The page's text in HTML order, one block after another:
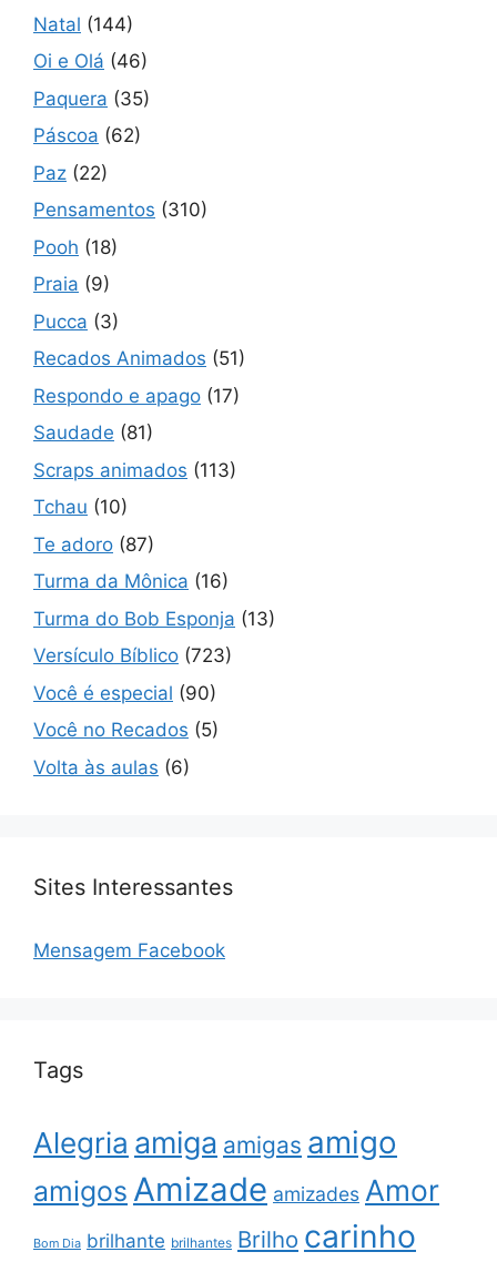
Natal (144)
Oi e Olá (46)
Paquera (35)
Páscoa (62)
Paz (22)
Pensamentos (310)
Pooh (18)
Praia (9)
Pucca (3)
Recados Animados (51)
Respondo e apago (17)
Saudade (81)
Scraps animados (113)
Tchau (10)
Te adoro (87)
Turma da Mônica (16)
Turma do Bob Esponja (13)
Versículo Bíblico (723)
Você é especial (90)
Você no Recados (5)
Volta às aulas (6)
Sites Interessantes
Mensagem Facebook
Tags
Alegria amiga amigas amigo
amigos Amizade amizades Amor
Bom Dia brilhante brilhantes Brilho carinho